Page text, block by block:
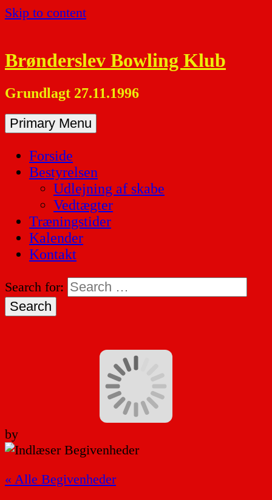
Skip to content
Brønderslev Bowling Klub
Grundlagt 27.11.1996
Primary Menu
Forside
Bestyrelsen
Udlejning af skabe
Vedtægter
Træningstider
Kalender
Kontakt
Search for:
by
« Alle Begivenheder